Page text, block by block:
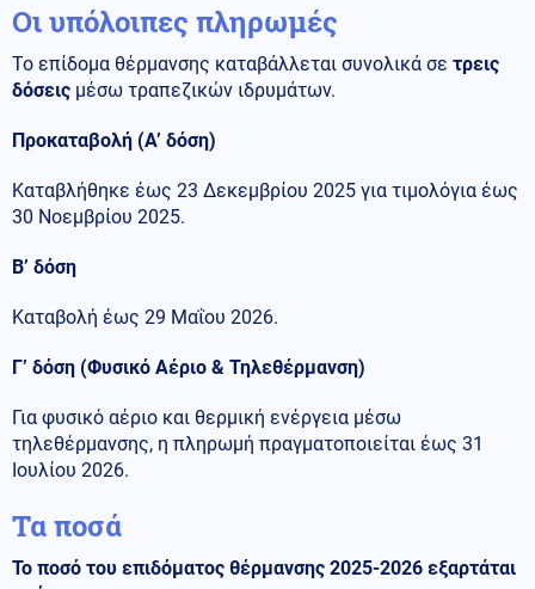
Οι υπόλοιπες πληρωμές
Το επίδομα θέρμανσης καταβάλλεται συνολικά σε τρεις
δόσεις μέσω τραπεζικών ιδρυμάτων.
Προκαταβολή (Α’ δόση)
Καταβλήθηκε έως 23 Δεκεμβρίου 2025 για τιμολόγια έως
30 Νοεμβρίου 2025.
Β’ δόση
Καταβολή έως 29 Μαΐου 2026.
Γ’ δόση (Φυσικό Αέριο & Τηλεθέρμανση)
Για φυσικό αέριο και θερμική ενέργεια μέσω
τηλεθέρμανσης, η πληρωμή πραγματοποιείται έως 31
Ιουλίου 2026.
Τα ποσά
Το ποσό του επιδόματος θέρμανσης 2025-2026 εξαρτάται